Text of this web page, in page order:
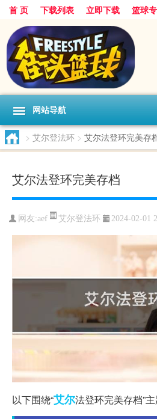
首 页 下载列表 立即下载 篮球
网站导航
> 艾尔登法环 > 艾尔法登环完美存
艾尔法登环完美存档
网友:aef 艾尔登法环 2024-02-01
以下围绕“艾尔法登环完美存档”